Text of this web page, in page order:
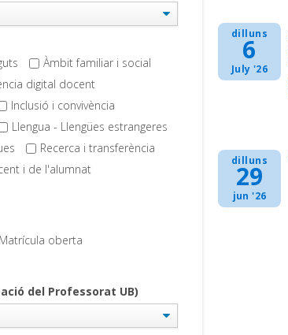
Àmbit familiar i social
digital docent
Inclusió i convivència
Llengua - Llengües estrangeres
Recerca i transferència
i de l'alumnat
Matrícula oberta
del Professorat UB)
dilluns
6
July '26
dilluns
29
jun '26